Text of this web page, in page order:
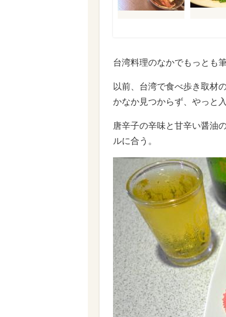
台湾料理のなかでもっとも
以前、台湾で食べ歩き取材
かなか見つからず、やっと
唐辛子の辛味と甘辛い醤油
ルに合う。